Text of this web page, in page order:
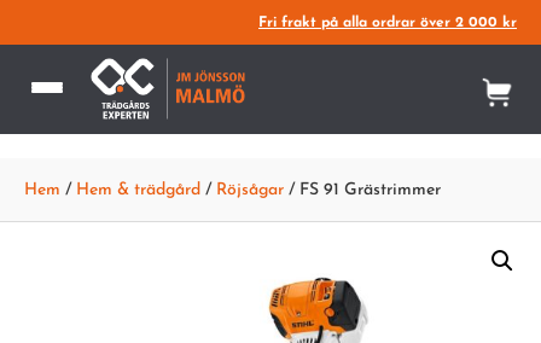
Fri frakt på alla ordrar över 2 000 kr
Hem / Hem & trädgård / Röjsågar / FS 91 Grästrimmer